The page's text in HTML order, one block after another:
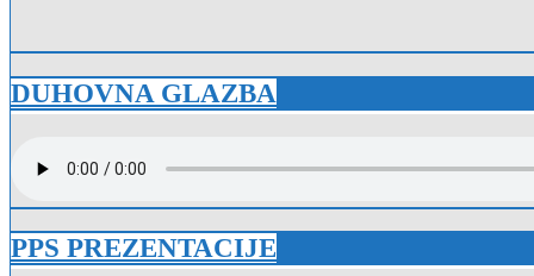
DUHOVNA GLAZBA
PPS PREZENTACIJE